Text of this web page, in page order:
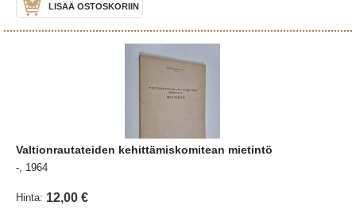
LISÄÄ OSTOSKORIIN
Valtionrautateiden kehittämiskomitean mietintö
-, 1964
Hinta: 12,00 €